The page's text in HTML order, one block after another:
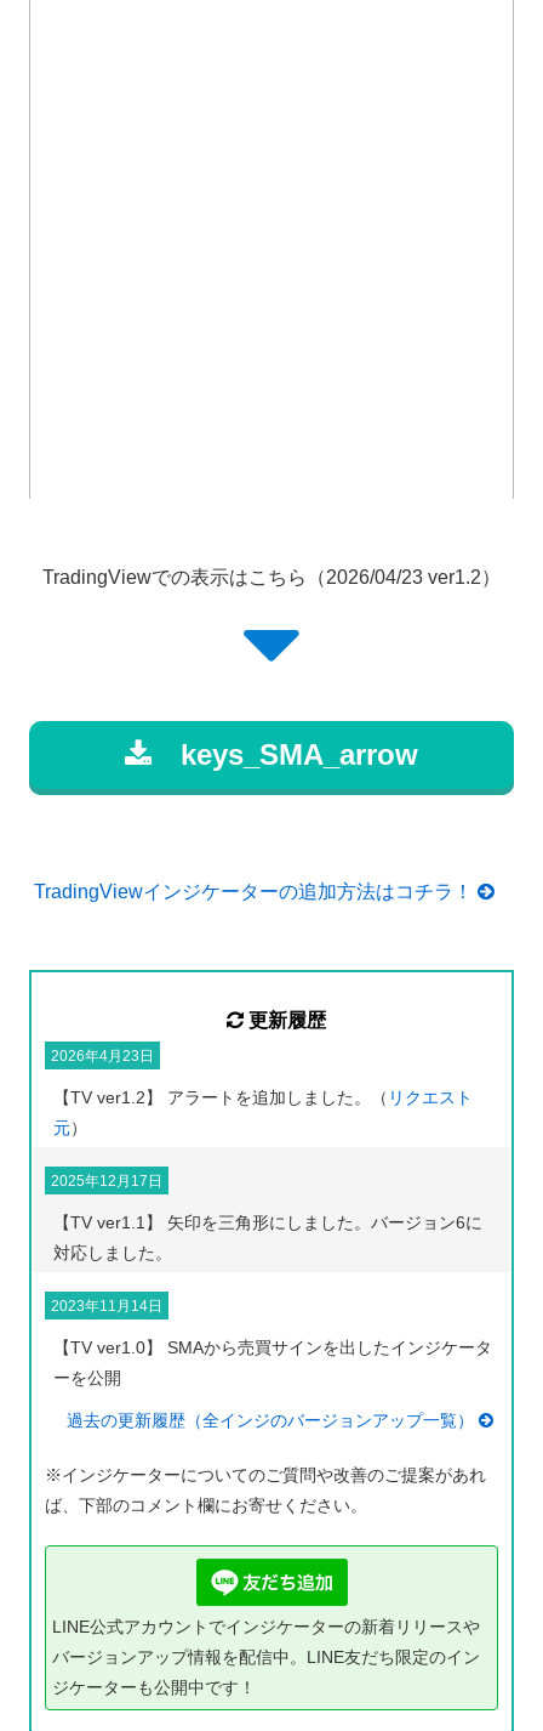
TradingViewでの表示はこちら（2026/04/23 ver1.2）
keys_SMA_arrow
TradingViewインジケーターの追加方法はコチラ！
更新履歴
2026年4月23日
【TV ver1.2】 アラートを追加しました。（ リクエスト
元）
2025年12月17日
【TV ver1.1】 矢印を三角形にしました。バージョン6に
対応しました。
2023年11月14日
【TV ver1.0】 SMAから売買サインを出したインジケータ
ーを公開
過去の更新履歴（全インジのバージョンアップ一覧）
※インジケーターについてのご質問や改善のご提案があれ
ば、下部のコメント欄にお寄せください。
LINE公式アカウントでインジケーターの新着リリースや
バージョンアップ情報を配信中。LINE友だち限定のイン
ジケーターも公開中です！